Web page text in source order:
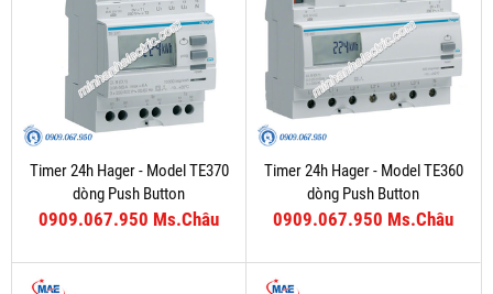
Timer 24h Hager - Model TE370
dòng Push Button
0909.067.950 Ms.Châu
Timer 24h Hager - Model TE360
dòng Push Button
0909.067.950 Ms.Châu